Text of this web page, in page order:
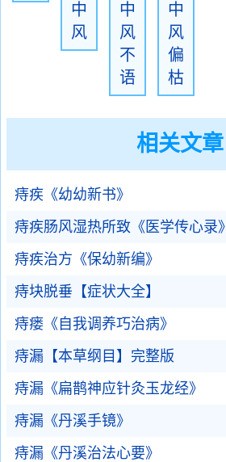
中
风
中
风
不
语
中
风
偏
枯
相关文章
痔疾《幼幼新书》
痔疾肠风湿热所致《医学传心录》
痔疾治方《保幼新编》
痔块脱垂【症状大全】
痔瘘《自我调养巧治病》
痔漏【本草纲目】完整版
痔漏《扁鹊神应针灸玉龙经》
痔漏《丹溪手镜》
痔漏《丹溪治法心要》